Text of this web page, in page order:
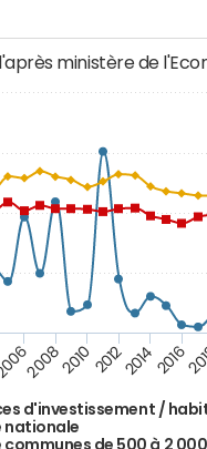
ministère de
d'investissement /
nationale
20082010 201220142016